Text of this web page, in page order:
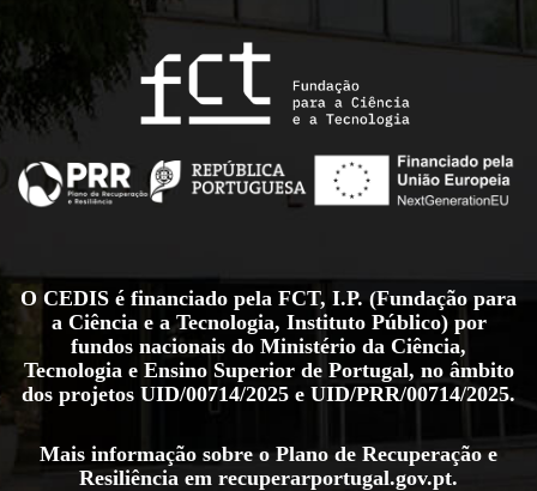
O CEDIS é financiado pela FCT, I.P. (Fundação para
a Ciência e a Tecnologia, Instituto Público) por
fundos nacionais do Ministério da Ciência,
Tecnologia e Ensino Superior de Portugal, no âmbito
dos projetos UID/00714/2025 e UID/PRR/00714/2025.
Mais informação sobre o Plano de Recuperação e
Resiliência em recuperarportugal.gov.pt.